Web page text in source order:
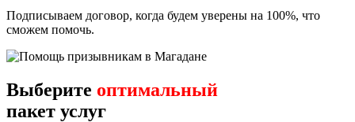
Подписываем договор, когда будем уверены на 100%, что
сможем помочь.
Выберите оптимальный
пакет услуг